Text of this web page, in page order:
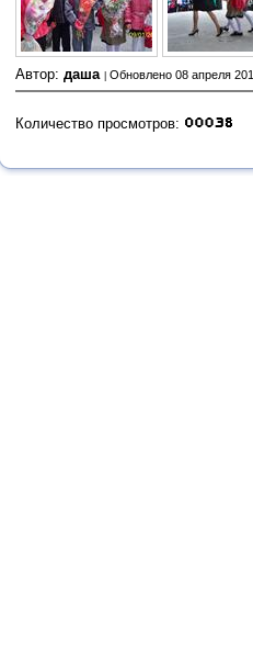
Автор: даша Обновлено 08 апреля
Количество просмотров: